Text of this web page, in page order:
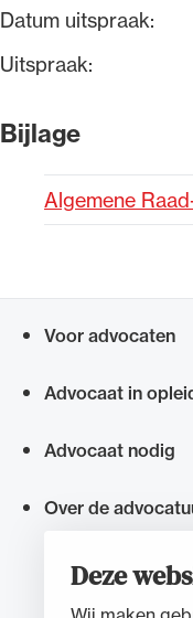
Deze
Datum uitspraak:
Uitspraak:
Bijlage
Algemene
Voor advocaten
Advocaat in
Advocaat nodig
Over de